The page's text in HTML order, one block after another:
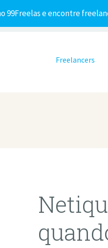
99Freelas e encontre
Pular para o
Freelancers